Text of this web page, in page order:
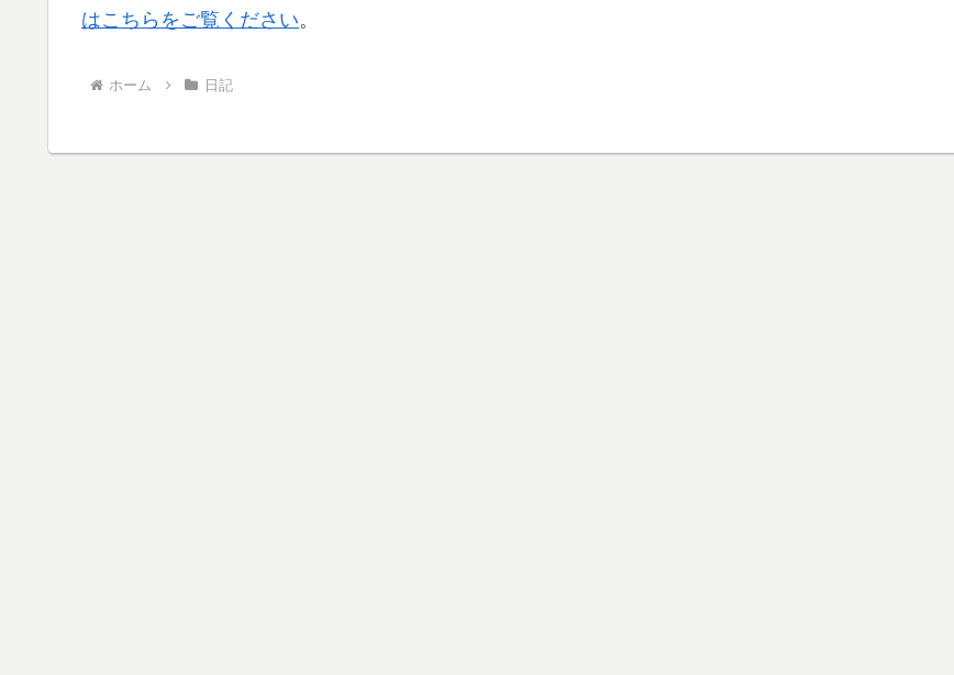
はこちらをご覧ください。
ホーム 日記